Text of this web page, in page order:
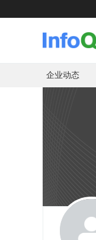
企业动态